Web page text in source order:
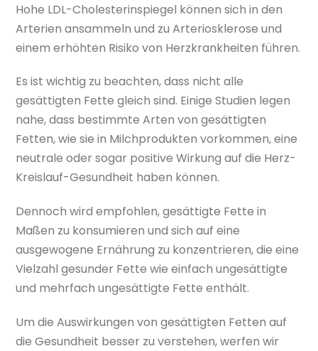
Hohe LDL-Cholesterinspiegel können sich in den
Arterien ansammeln und zu Arteriosklerose und
einem erhöhten Risiko von Herzkrankheiten führen.
Es ist wichtig zu beachten, dass nicht alle
gesättigten Fette gleich sind. Einige Studien legen
nahe, dass bestimmte Arten von gesättigten
Fetten, wie sie in Milchprodukten vorkommen, eine
neutrale oder sogar positive Wirkung auf die Herz-
Kreislauf-Gesundheit haben können.
Dennoch wird empfohlen, gesättigte Fette in
Maßen zu konsumieren und sich auf eine
ausgewogene Ernährung zu konzentrieren, die eine
Vielzahl gesunder Fette wie einfach ungesättigte
und mehrfach ungesättigte Fette enthält.
Um die Auswirkungen von gesättigten Fetten auf
die Gesundheit besser zu verstehen, werfen wir